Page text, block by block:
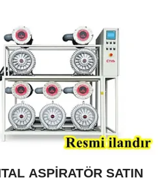
ASPİRATÖR SATIN